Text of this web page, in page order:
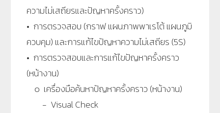
ความไม่เสถียรและปัญหาครั้งคราว)
• การตรวจสอบ (กราฟ แผนภาพพาเรโต้ แผนภูมิ
ควบคุม) และการแก้ไขปัญหาความไม่เสถียร (5S)
• การตรวจสอบและการแก้ไขปัญหาครั้งคราว
(หน้างาน)
๐ เครื่องมือค้นหาปัญหาครั้งคราว (หน้างาน)
- Visual Check